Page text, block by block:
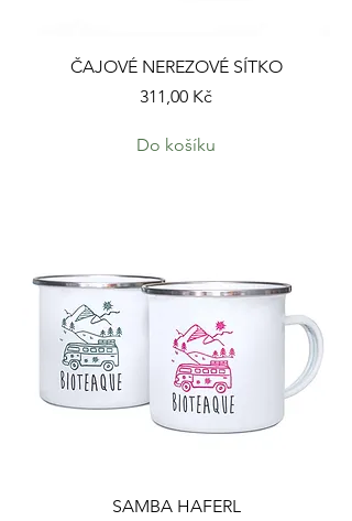
ČAJOVÉ NEREZOVÉ SÍTKO
Cena
311,00 Kč
Do košíku
SAMBA HAFERL